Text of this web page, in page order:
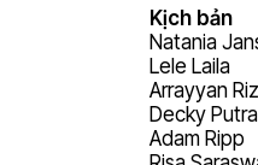
Kịch bản
Natania
Lele Laila
Arrayyan
Decky Putra
Adam Ripp